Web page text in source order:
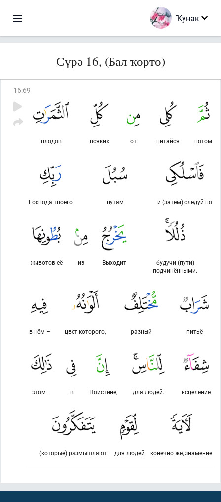
Ҡунак
Сүрә 16, (Бал ҡорто)
16:69
потом
питайся
от
всяких
плодов
и (затем) следуй по
путям
Господа твоего
будучи (пути)
подчинёнными.
Выходит
из
животов её
питьё
разный
цвет которого,
в нём –
исцеление
для людей.
Поистине,
в
этом –
конечно же, знамение
для людей
(которые) размышляют.